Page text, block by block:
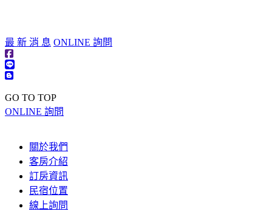
最 新 消 息 ONLINE 詢問
GO TO TOP
ONLINE 詢問
關於我們
客房介紹
訂房資訊
民宿位置
線上詢問